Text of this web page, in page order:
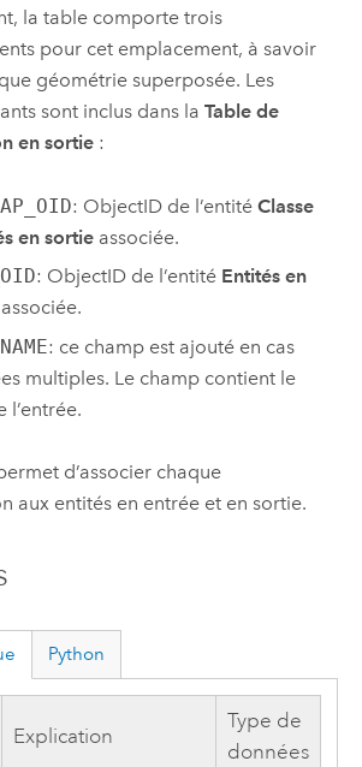
la table comporte trois
pour cet emplacement, à savoir
géométrie superposée. Les
sont inclus dans laTable de
en sortie :
: ObjectID de l’entitéClasse
en sortie associée.
: ObjectID de l’entité Entités en
associée.
: ce champ est ajouté en cas
multiples. Le champ contient le
l’entrée.
d’associer chaque
aux entités en entrée et en sortie.
Python
Explication
Type de
données